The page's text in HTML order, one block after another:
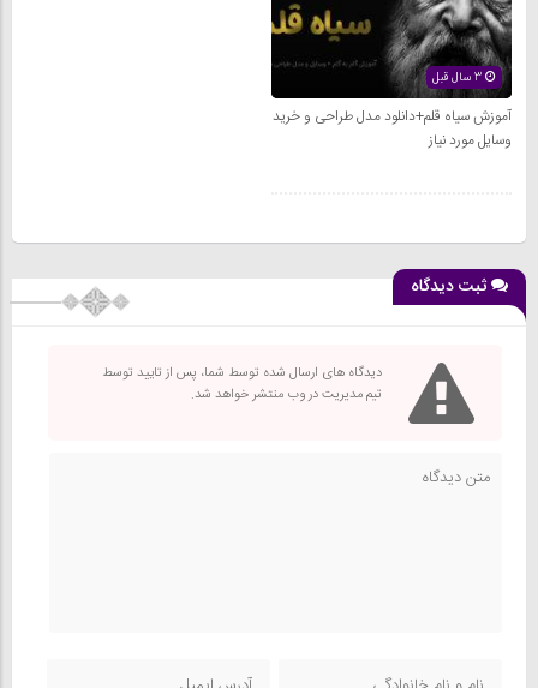
3 سال قبل
آموزش سیاه قلم+دانلود مدل طراحی و خرید
وسایل مورد نیاز
ثبت دیدگاه
دیدگاه های ارسال شده توسط شما، پس از تایید توسط
تیم مدیریت در وب منتشر خواهد شد.